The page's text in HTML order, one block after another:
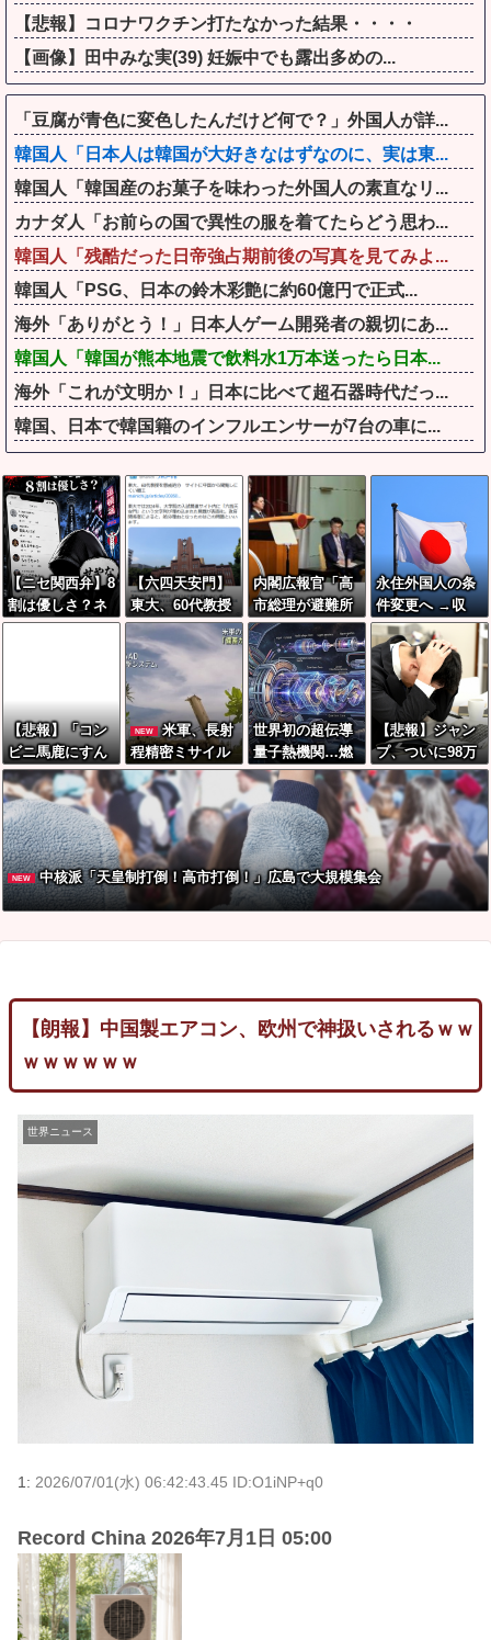
【悲報】コロナワクチン打たなかった結果・・・・
【画像】田中みな実(39) 妊娠中でも露出多めの...
「豆腐が青色に変色したんだけど何で？」外国人が詳...
韓国人「日本人は韓国が大好きなはずなのに、実は東...
韓国人「韓国産のお菓子を味わった外国人の素直なリ...
カナダ人「お前らの国で異性の服を着てたらどう思わ...
韓国人「残酷だった日帝強占期前後の写真を見てみよ...
韓国人「PSG、日本の鈴木彩艶に約60億円で正式...
海外「ありがとう！」日本人ゲーム開発者の親切にあ...
韓国人「韓国が熊本地震で飲料水1万本送ったら日本...
海外「これが文明か！」日本に比べて超石器時代だっ...
韓国、日本で韓国籍のインフルエンサーが7台の車に...
【ニセ関西弁】8
割は優しさ？ネ
ットで増殖す
【六四天安門】
東大、60代教授
を懲戒処分 サ
イトに中国から
閲覧しにくい細
工
内閣広報官「高
市総理が避難所
を３分しか視察
しなかったなん
てデマ！50分い
たぞ????」 →
しかし事実上の
視察は数分で正
解
永住外国人の条
件変更へ →収
入・日本語能
力・生活状況を
厳しく確認
【悲報】「コン
ビニ馬鹿にすん
なよ」のオーナ
ー夫婦、不起訴
ｗｗｗｗｗｗｗ
ｗ
NEW
米軍、長射
程精密ミサイル
ほぼ使い切る…
「危険な水準ま
で減少」と軍高
官が警告！
世界初の超伝導
量子熱機関…燃
料もピストンも
ない量子エンジ
ンが回った！
【悲報】ジャン
プ、ついに98万
部…全盛期653
万部からここま
で落ちる
NEW 中核派「天皇制打倒！高市打倒！」広島で大規模集会
【朗報】中国製エアコン、欧州で神扱いされるｗｗ
ｗｗｗｗｗｗ
世界ニュース
1: 2026/07/01(水) 06:42:43.45 ID:O1iNP+q0
Record China 2026年7月1日 05:00